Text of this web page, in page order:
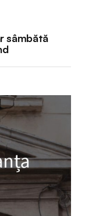
sâmbătă